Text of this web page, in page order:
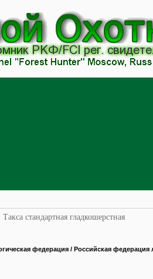
Такса стандартная гладкошерстная
федерация / Российская федерация